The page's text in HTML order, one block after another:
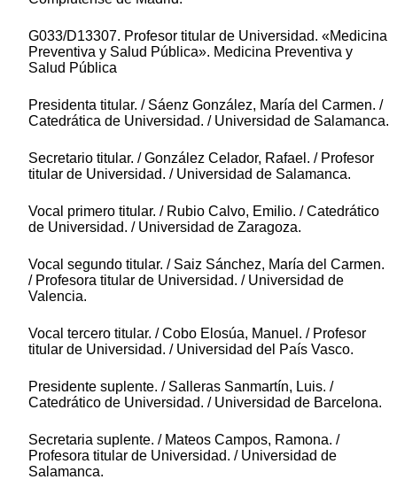
G033/D13307. Profesor titular de Universidad. «Medicina
Preventiva y Salud Pública». Medicina Preventiva y
Salud Pública
Presidenta titular. / Sáenz González, María del Carmen. /
Catedrática de Universidad. / Universidad de Salamanca.
Secretario titular. / González Celador, Rafael. / Profesor
titular de Universidad. / Universidad de Salamanca.
Vocal primero titular. / Rubio Calvo, Emilio. / Catedrático
de Universidad. / Universidad de Zaragoza.
Vocal segundo titular. / Saiz Sánchez, María del Carmen.
/ Profesora titular de Universidad. / Universidad de
Valencia.
Vocal tercero titular. / Cobo Elosúa, Manuel. / Profesor
titular de Universidad. / Universidad del País Vasco.
Presidente suplente. / Salleras Sanmartín, Luis. /
Catedrático de Universidad. / Universidad de Barcelona.
Secretaria suplente. / Mateos Campos, Ramona. /
Profesora titular de Universidad. / Universidad de
Salamanca.